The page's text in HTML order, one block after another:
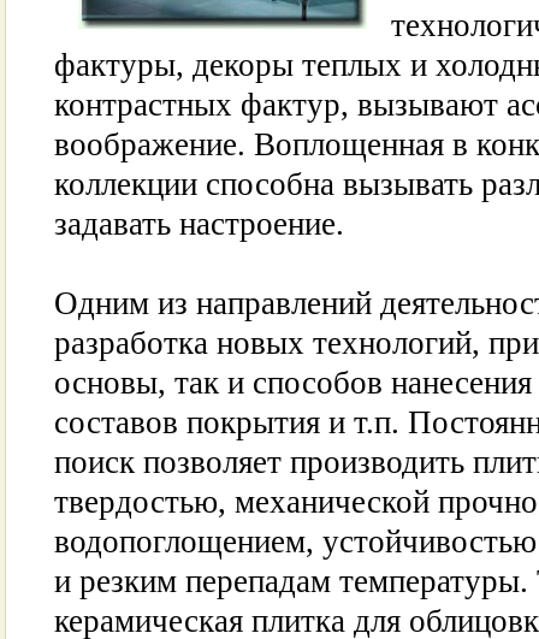
фактуры, декоры теплых и
контрастных фактур, вызывают
воображение. Воплощенная в
коллекции способна вызывать
задавать настроение.
Одним из направлений
разработка новых технологий,
основы, так и способов
составов покрытия и т.п.
поиск позволяет производить
твердостью, механической
водопоглощением,
и резким перепадам
керамическая плитка для